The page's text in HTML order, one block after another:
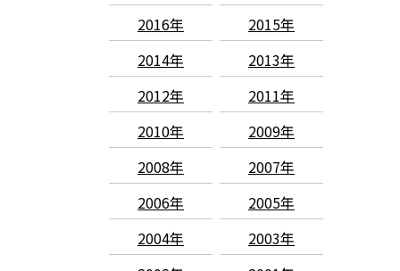
2016年
2015年
2014年
2013年
2012年
2011年
2010年
2009年
2008年
2007年
2006年
2005年
2004年
2003年